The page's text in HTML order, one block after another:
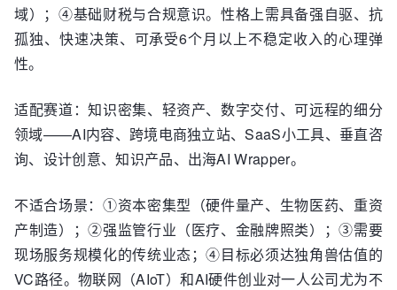
域）；④基础财税与合规意识。性格上需具备强自驱、抗
孤独、快速决策、可承受6个月以上不稳定收入的心理弹
性。
适配赛道：知识密集、轻资产、数字交付、可远程的细分
领域——AI内容、跨境电商独立站、SaaS小工具、垂直咨
询、设计创意、知识产品、出海AI Wrapper。
不适合场景：①资本密集型（硬件量产、生物医药、重资
产制造）；②强监管行业（医疗、金融牌照类）；③需要
现场服务规模化的传统业态；④目标必须达独角兽估值的
VC路径。物联网（AIoT）和AI硬件创业对一人公司尤为不